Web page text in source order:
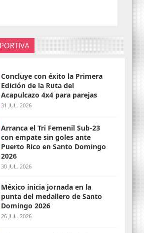
Concluye con éxito la Primera
Edición de la Ruta del
Acapulcazo 4x4 para parejas
31 JUL. 2026
Arranca el Tri Femenil Sub-23
con empate sin goles ante
Puerto Rico en Santo Domingo
2026
30 JUL. 2026
México inicia jornada en la
punta del medallero de Santo
Domingo 2026
26 JUL. 2026